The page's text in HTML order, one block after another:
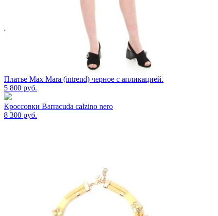
Платье Max Mara (intrend) черное с апликацией.
5 800 руб.
Кроссовки Barracuda calzino nero
8 300 руб.